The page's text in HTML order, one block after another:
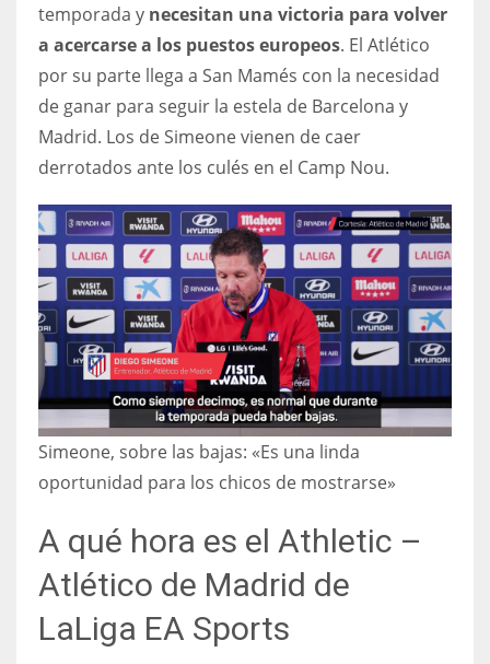
DEN
24
PIT
20
NE
16
OAK
19
NYG
DAL
temporada y necesitan una victoria para volver
a acercarse a los puestos europeos. El Atlético
por su parte llega a San Mamés con la necesidad
de ganar para seguir la estela de Barcelona y
Madrid. Los de Simeone vienen de caer
derrotados ante los culés en el Camp Nou.
Simeone, sobre las bajas: «Es una linda
oportunidad para los chicos de mostrarse»
A qué hora es el Athletic –
Atlético de Madrid de
LaLiga EA Sports